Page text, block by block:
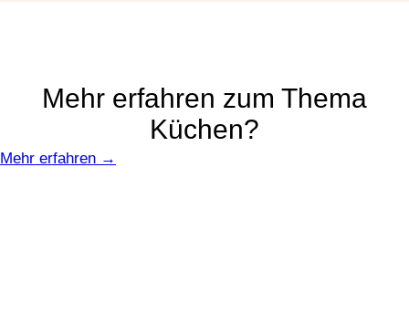
Mehr erfahren zum Thema
Küchen?
Mehr erfahren →